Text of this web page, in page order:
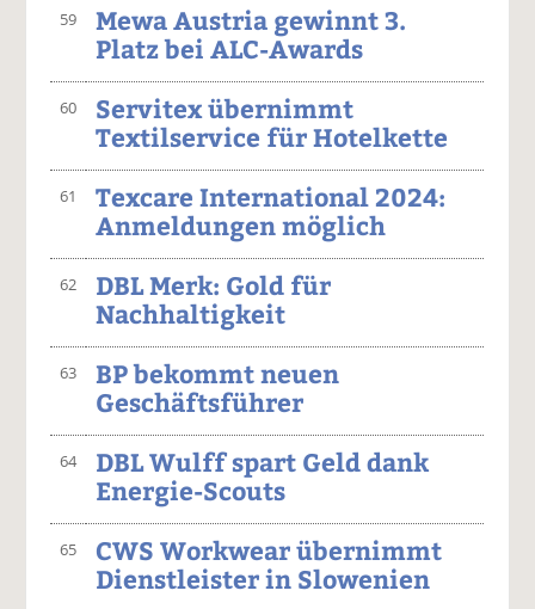
59
Mewa Austria gewinnt 3.
Platz bei ALC-Awards
60
Servitex übernimmt
Textilservice für Hotelkette
61
Texcare International 2024:
Anmeldungen möglich
62
DBL Merk: Gold für
Nachhaltigkeit
63
BP bekommt neuen
Geschäftsführer
64
DBL Wulff spart Geld dank
Energie-Scouts
65
CWS Workwear übernimmt
Dienstleister in Slowenien